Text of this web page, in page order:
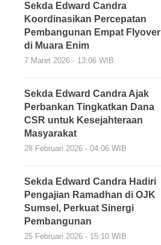
Sekda Edward Candra
Koordinasikan Percepatan
Pembangunan Empat Flyover
di Muara Enim
7 Maret 2026 - 13:06 WIB
Sekda Edward Candra Ajak
Perbankan Tingkatkan Dana
CSR untuk Kesejahteraan
Masyarakat
28 Februari 2026 - 04:06 WIB
Sekda Edward Candra Hadiri
Pengajian Ramadhan di OJK
Sumsel, Perkuat Sinergi
Pembangunan
25 Februari 2026 - 15:10 WIB